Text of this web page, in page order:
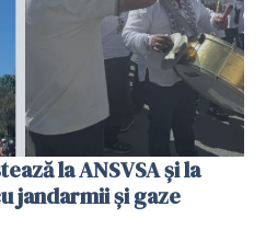
la ANSVSA și la
jandarmii și gaze